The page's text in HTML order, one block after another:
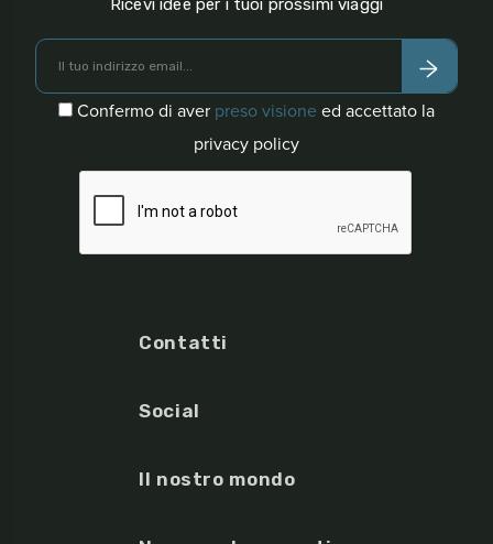
Ricevi idee per i tuoi prossimi viaggi
Confermo di aver preso visione ed accettato la
privacy policy
Contatti
Social
Il nostro mondo